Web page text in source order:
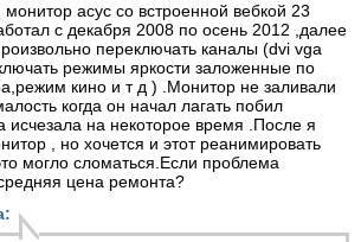
асус со встроенной вебкой 23
с декабря 2008 по осень 2012 ,далее
переключать каналы (dvi vga
режимы яркости заложенные по
кино и т д ) .Монитор не заливали
когда он начал лагать побил
исчезала на некоторое время .После я
, но хочется и этот реанимировать
могло сломаться.Если проблема
цена ремонта?